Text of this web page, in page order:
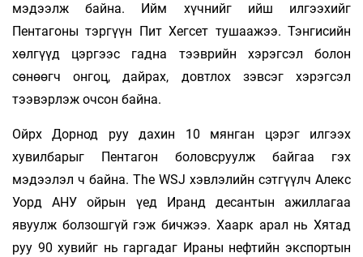
мэдээлж байна. Ийм хүчнийг ийш илгээхийг
Пентагоны тэргүүн Пит Хегсет тушаажээ. Тэнгисийн
хөлгүүд цэргээс гадна тээврийн хэрэгсэл болон
сөнөөгч онгоц, дайрах, довтлох зэвсэг хэрэгсэл
тээвэрлэж очсон байна.
Ойрх Дорнод руу дахин 10 мянган цэрэг илгээх
хувилбарыг Пентагон боловсруулж байгаа гэх
мэдээлэл ч байна. The WSJ хэвлэлийн сэтгүүлч Алекс
Уорд АНУ ойрын үед Иранд десантын ажиллагаа
явуулж болзошгүй гэж бичжээ. Хаарк арал нь Хятад
руу 90 хувийг нь гаргадаг Ираны нефтийн экспортын